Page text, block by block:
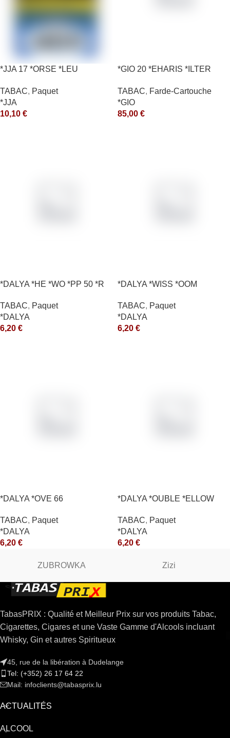
*JJA 17 *ORSE *LEU
TABAC, Paquet
*JJA
10,10 €
*GIO 20 *EHARIS *ILTER
TABAC, Farde-Cartouche
*GIO
85,00 €
*DALYA *HE *WO *PP 50 *R
TABAC, Paquet
*DALYA
6,20 €
*DALYA *WISS *OOM
TABAC, Paquet
*DALYA
6,20 €
*DALYA *OVE 66
TABAC, Paquet
*DALYA
6,20 €
*DALYA *OUBLE *ELLOW
TABAC, Paquet
*DALYA
6,20 €
ZUBROWKA Zizi
TabasPRIX : Qualité et Meilleur Prix sur vos produits Tabac,
Cigarettes, Cigares et une Vaste Gamme d'Alcools incluant
Whisky, Gin et autres Spiritueux
45, rue de la libération à Dudelange
Tel: (+352) 26 17 64 22
Mail: infoclients@tabasprix.lu
ACTUALITÉS
ALCOOL